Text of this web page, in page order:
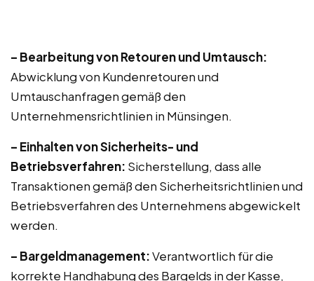
– Bearbeitung von Retouren und Umtausch:
Abwicklung von Kundenretouren und
Umtauschanfragen gemäß den
Unternehmensrichtlinien in Münsingen.
– Einhalten von Sicherheits- und
Betriebsverfahren: Sicherstellung, dass alle
Transaktionen gemäß den Sicherheitsrichtlinien und
Betriebsverfahren des Unternehmens abgewickelt
werden.
– Bargeldmanagement:Verantwortlich für die
korrekte Handhabung des Bargelds in der Kasse,